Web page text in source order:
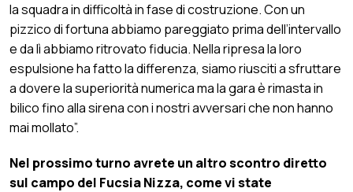
la squadra in difficoltà in fase di costruzione. Con un
pizzico di fortuna abbiamo pareggiato prima dell’intervallo
e da lì abbiamo ritrovato fiducia. Nella ripresa la loro
espulsione ha fatto la differenza, siamo riusciti a sfruttare
a dovere la superiorità numerica ma la gara è rimasta in
bilico fino alla sirena con i nostri avversari che non hanno
mai mollato”.
Nel prossimo turno avrete un altro scontro diretto
sul campo del Fucsia Nizza, come vi state